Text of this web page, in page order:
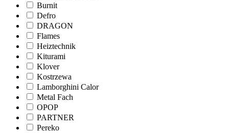
Burnit
Defro
DRAGON
Flames
Heiztechnik
Kiturami
Klover
Kostrzewa
Lamborghini Calor
Metal Fach
OPOP
PARTNER
Pereko